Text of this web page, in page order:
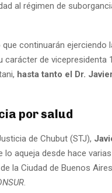
al régimen de
continuarán ejerciendo
carácter de vicepresidenta
hasta tanto el Dr.
por salud
de Chubut (STJ),
lo aqueja desde hace
la Ciudad de Buenos
.